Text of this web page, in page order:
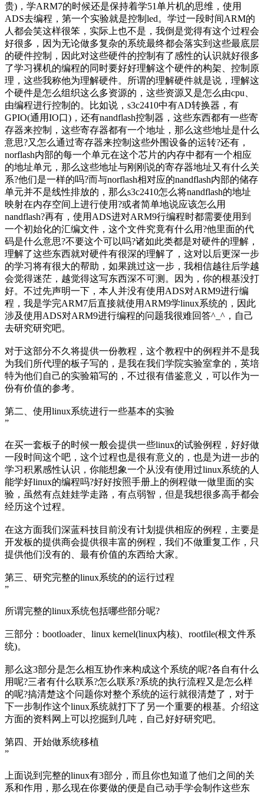
贵)，学ARM7的时候还是保持着学51单片机的思维，使用
ADS去编程，第一个实验就是控制led。学过一段时间ARM的
人都会笑这样很笨，实际上也不是，我倒是觉得有这个过程会
好很多，因为无论做多复杂的系统最终都会落实到这些最底层
的硬件控制，因此对这些硬件的控制有了感性的认识就好很多
了学习裸机的编程的同时要好好理解这个硬件的构架、控制原
理，这些我称他为理解硬件。所谓的理解硬件就是说，理解这
个硬件是怎么组织这么多资源的，这些资源又是怎么由cpu、
由编程进行控制的。比如说，s3c2410中有AD转换器，有
GPIO(通用IO口)，还有nandflash控制器，这些东西都有一些寄
存器来控制，这些寄存器都有一个地址，那么这些地址是什么
意思?又怎么通过寄存器来控制这些外围设备的运转?还有，
norflash内部的每一个单元在这个芯片的内存中都有一个相应
的地址单元，那么这些地址与刚刚说的寄存器地址又有什么关
系?他们是一样的吗?而与norflash相对应的nandflash内部的储存
单元并不是线性排放的，那么s3c2410怎么将nandflash的地址
映射在内存空间上进行使用?或者简单地说应该怎么用
nandflash?再有，使用ADS进对ARM9行编程时都需要使用到
一个初始化的汇编文件，这个文件究竟有什么用?他里面的代
码是什么意思?不要这个可以吗?诸如此类都是对硬件的理解，
理解了这些东西就对硬件有很深的理解了，这对以后更深一步
的学习将有很大的帮助，如果跳过这一步，我相信越往后学越
会觉得迷茫，越觉得这写东西深不可测。因为，你的根基没打
好。不过先声明一下，本人并没有使用ADS对ARM9进行编
程，我是学完ARM7后直接就使用ARM9学linux系统的，因此
涉及使用ADS对ARM9进行编程的问题我很难回答^_^，自己
去研究研究吧。
对于这部分不久将提供一份教程，这个教程中的例程并不是我
为我们所代理的板子写的，是我在我们学院实验室拿的，英培
特为他们自己的实验箱写的，不过很有借鉴意义，可以作为一
份有价值的参考。
第二、使用linux系统进行一些基本的实验
”
在买一套板子的时候一般会提供一些linux的试验例程，好好做
一段时间这个吧，这个过程也是很有意义的，也是为进一步的
学习积累感性认识，你能想象一个从没有使用过linux系统的人
能学好linux的编程吗?好好按照手册上的例程做一做里面的实
验，虽然有点娃娃学走路，有点弱智，但是我想很多高手都会
经历这个过程。
在这方面我们深蓝科技目前没有计划提供相应的例程，主要是
开发板的提供商会提供很丰富的例程，我们不做重复工作，只
提供他们没有的、最有价值的东西给大家。
第三、研究完整的linux系统的的运行过程
”
所谓完整的linux系统包括哪些部分呢?
三部分：bootloader、linux kernel(linux内核)、rootfile(根文件系
统)。
那么这3部分是怎么相互协作来构成这个系统的呢?各自有什么
用呢?三者有什么联系?怎么联系?系统的执行流程又是怎么样
的呢?搞清楚这个问题你对整个系统的运行就很清楚了，对于
下一步制作这个linux系统就打下了另一个重要的根基。介绍这
方面的资料网上可以挖掘到几吨，自己好好研究吧。
第四、开始做系统移植
”
上面说到完整的linux有3部分，而且你也知道了他们之间的关
系和作用，那么现在你要做的便是自己动手学会制作这些东